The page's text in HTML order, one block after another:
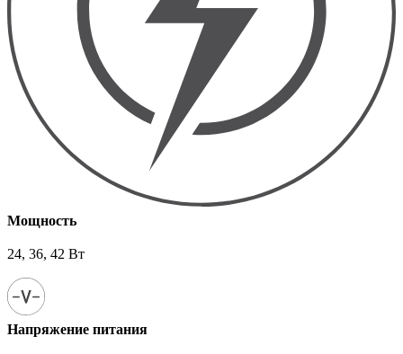
Мощность
24, 36, 42 Вт
Напряжение питания